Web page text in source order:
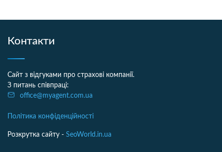
Контакти
Сайт з відгуками про страхові компанії.
З питань співпраці:
office@myagent.com.ua
Політика конфіденційності
Розкрутка сайту - SeoWorld.in.ua